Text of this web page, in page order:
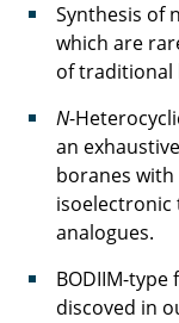
Synthesis of
which are
of traditional
N-
an
boranes with
isoelectronic
analogues.
BODIIM-
discoved in